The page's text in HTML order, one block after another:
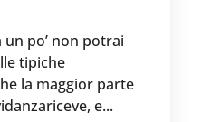
po’ non potrai
tipiche
la maggior parte
e...